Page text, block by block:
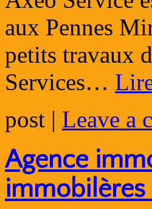
aux Pennes
petits travaux
Services…
post | Leave a
Agence
immobilères